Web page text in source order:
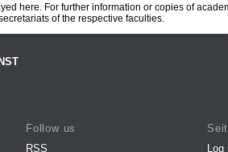
here. For further information or copies of
of the respective faculties.
Follow us
RSS